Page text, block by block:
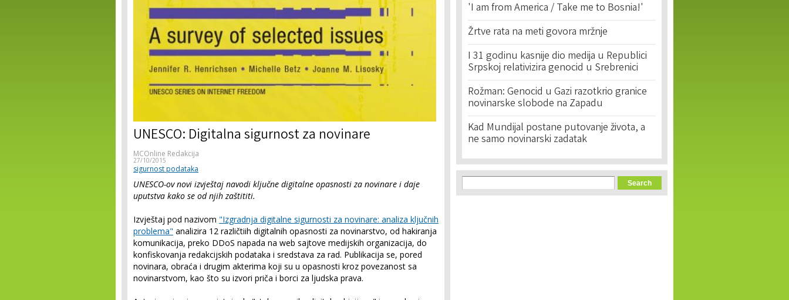
UNESCO: Digitalna sigurnost za novinare
MCOnline Redakcija
27/10/2015
sigurnost podataka
UNESCO-ov novi izvještaj navodi ključne digitalne opasnosti za novinare i daje
uputstva kako se od njih zaštititi.
Izvještaj pod nazivom "Izgradnja digitalne sigurnosti za novinare: analiza ključnih
problema" analizira 12 različtiih digitalnih opasnosti za novinarstvo, od hakiranja
komunikacija, preko DDoS napada na web sajtove medijskih organizacija, do
konfiskovanja redakcijskih podataka i sredstava za rad. Publikacija se, pored
novinara, obraća i drugim akterima koji su u opasnosti kroz povezanost sa
novinarstvom, kao što su izvori priča i borci za ljudska prava.
'I am from America / Take me to Bosnia!'
Žrtve rata na meti govora mržnje
I 31 godinu kasnije dio medija u Republici
Srpskoj relativizira genocid u Srebrenici
Rožman: Genocid u Gazi razotkrio granice
novinarske slobode na Zapadu
Kad Mundijal postane putovanje života, a
ne samo novinarski zadatak
Search form
Search